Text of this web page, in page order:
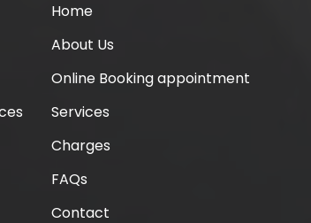
Home
About Us
Online Booking appointment
Services
Charges
FAQs
Contact